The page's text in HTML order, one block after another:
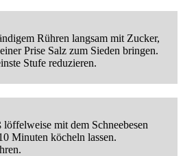
Rühren langsam mit Zucker,
Prise Salz zum Sieden bringen.
Stufe reduzieren.
mit dem Schneebesen
Minuten köcheln lassen.